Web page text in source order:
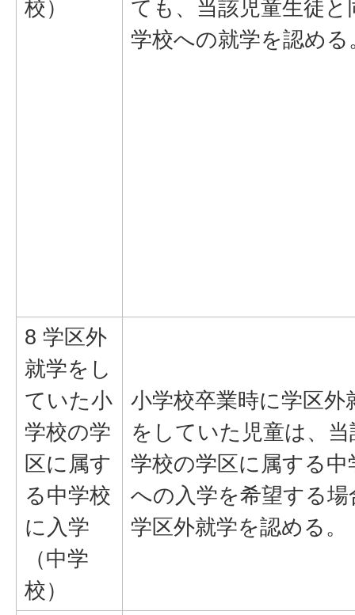
校）
ても、当該児童生徒と
学校への就学を認める
8 学区外
就学をし
ていた小
学校の学
区に属す
る中学校
に入学
（中学
校）
小学校卒業時に学区外
をしていた児童は、当
学校の学区に属する中
への入学を希望する場
学区外就学を認める。